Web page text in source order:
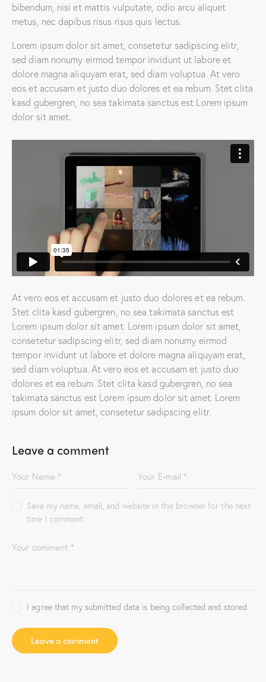
bibendum, nisi et mattis vulputate, odio arcu aliquet
metus, nec dapibus risus risus quis lectus.
Lorem ipsum dolor sit amet, consetetur sadipscing elitr,
sed diam nonumy eirmod tempor invidunt ut labore et
dolore magna aliquyam erat, sed diam voluptua. At vero
eos et accusam et justo duo dolores et ea rebum. Stet clita
kasd gubergren, no sea takimata sanctus est Lorem ipsum
dolor sit amet.
At vero eos et accusam et justo duo dolores et ea rebum.
Stet clita kasd gubergren, no sea takimata sanctus est
Lorem ipsum dolor sit amet. Lorem ipsum dolor sit amet,
consetetur sadipscing elitr, sed diam nonumy eirmod
tempor invidunt ut labore et dolore magna aliquyam erat,
sed diam voluptua. At vero eos et accusam et justo duo
dolores et ea rebum. Stet clita kasd gubergren, no sea
takimata sanctus est Lorem ipsum dolor sit amet. Lorem
ipsum dolor sit amet, consetetur sadipscing elitr.
Leave a comment
Save my name, email, and website in this browser for the next
time I comment.
I agree that my submitted data is being collected and stored.